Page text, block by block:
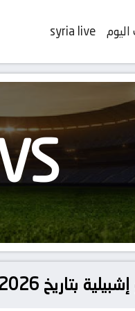
اليوم syria live
الدوري الإسباني